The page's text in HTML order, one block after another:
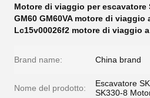
Motore di viaggio per escavatore
GM60 GM60VA motore di viaggio
Lc15v00026f2 motore di viaggio
Brand name: China brand
Nome del prodotto:
Escavatore
SK330-8